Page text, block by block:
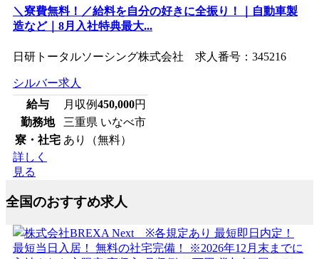
＼寮費無料！／給料を自分の好きに全振り！｜自動車製
造など｜8月入社特典最大...
日研トータルソーシング株式会社 求人番号：345216
シルバー求人
給与
月収例450,000円
勤務地
三重県 いなべ市
寮・社宅 あり（無料）
詳しく
見る
全国のおすすめ求人